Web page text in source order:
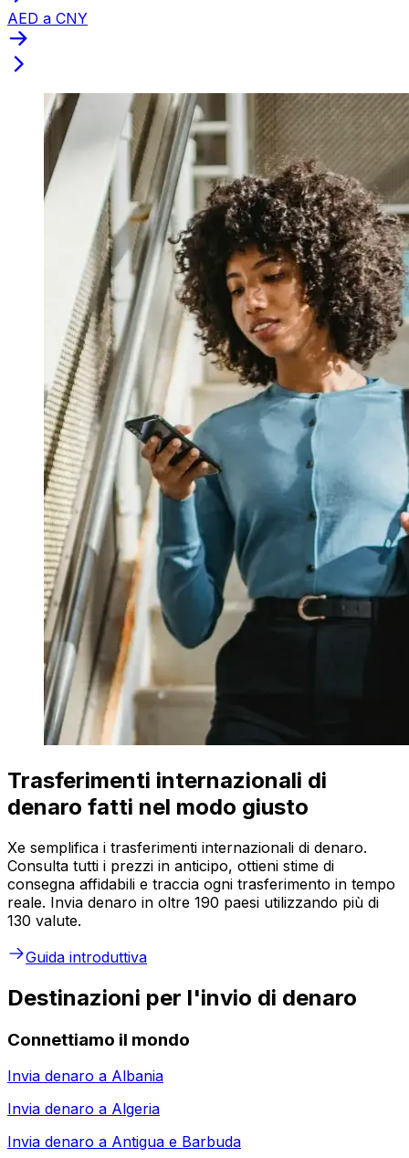
AED a CNY
Trasferimenti internazionali di
denaro fatti nel modo giusto
Xe semplifica i trasferimenti internazionali di denaro.
Consulta tutti i prezzi in anticipo, ottieni stime di
consegna affidabili e traccia ogni trasferimento in tempo
reale. Invia denaro in oltre 190 paesi utilizzando più di
130 valute.
Guida introduttiva
Destinazioni per l'invio di denaro
Connettiamo il mondo
Invia denaro a Albania
Invia denaro a Algeria
Invia denaro a Antigua e Barbuda